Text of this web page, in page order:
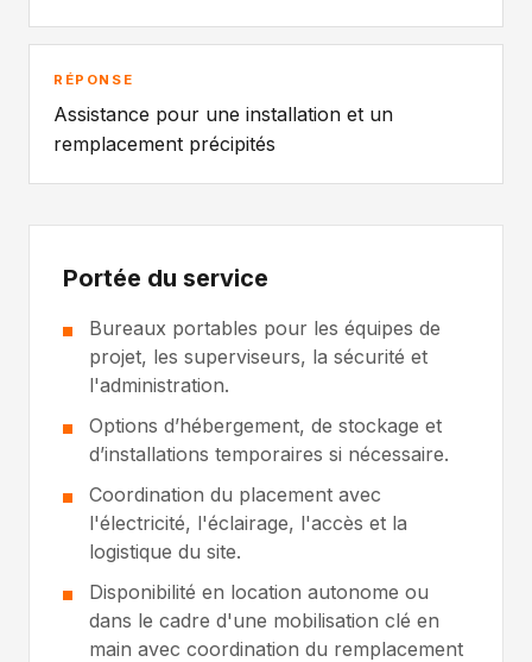
RÉPONSE
Assistance pour une installation et un
remplacement précipités
Portée du service
Bureaux portables pour les équipes de
projet, les superviseurs, la sécurité et
l'administration.
Options d’hébergement, de stockage et
d’installations temporaires si nécessaire.
Coordination du placement avec
l'électricité, l'éclairage, l'accès et la
logistique du site.
Disponibilité en location autonome ou
dans le cadre d'une mobilisation clé en
main avec coordination du remplacement